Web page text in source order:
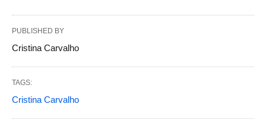
PUBLISHED BY
Cristina Carvalho
TAGS:
Cristina Carvalho